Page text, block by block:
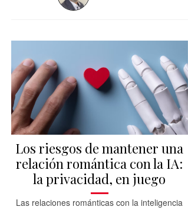
Los riesgos de mantener una
relación romántica con la IA:
la privacidad, en juego
Las relaciones románticas con la inteligencia